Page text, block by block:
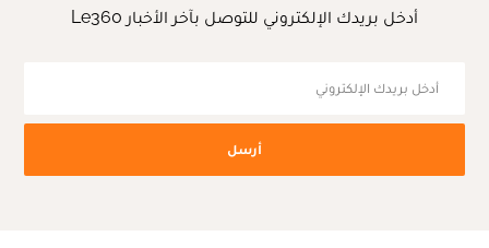
أدخل بريدك الإلكتروني للتوصل بآخر الأخبار Le360
أرسل